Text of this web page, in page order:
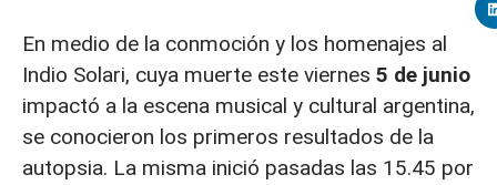
En medio de la conmoción y los homenajes al
Indio Solari, cuya muerte este viernes 5 de junio
impactó a la escena musical y cultural argentina,
se conocieron los primeros resultados de la
autopsia. La misma inició pasadas las 15.45 por